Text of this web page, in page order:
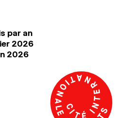
par an
2026
2026